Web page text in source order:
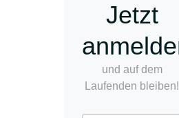
Jetzt
und auf dem
Laufenden bleiben!